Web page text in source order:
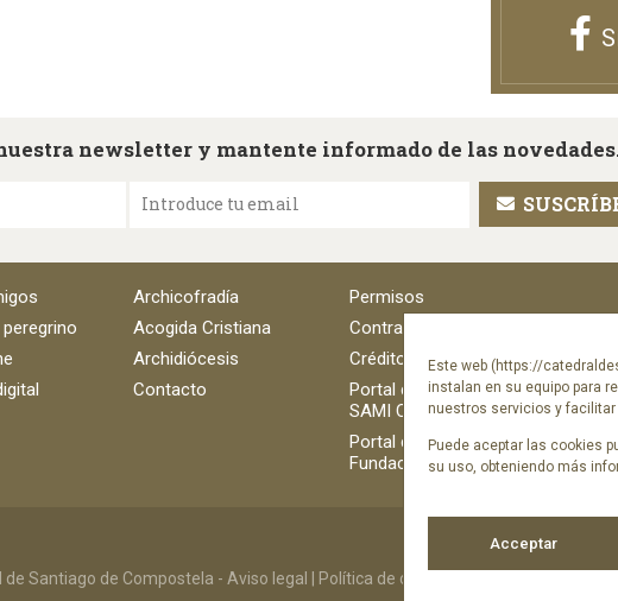
Este web (https://
instalan en su equipo para
nuestros servicios y facilitar
Puede aceptar las cookies
su uso, obteniendo más
Acceptar
newsletter y mantente informado de las
Introduce tu email
Archicofradía
Permisos
Acogida Cristiana
Contratación
Archidiócesis
Créditos
Contacto
Portal del empleado
SAMI Catedral
Portal del empleado
Fundación Catedral
Santiago de Compostela - Aviso legal | Política de cookies